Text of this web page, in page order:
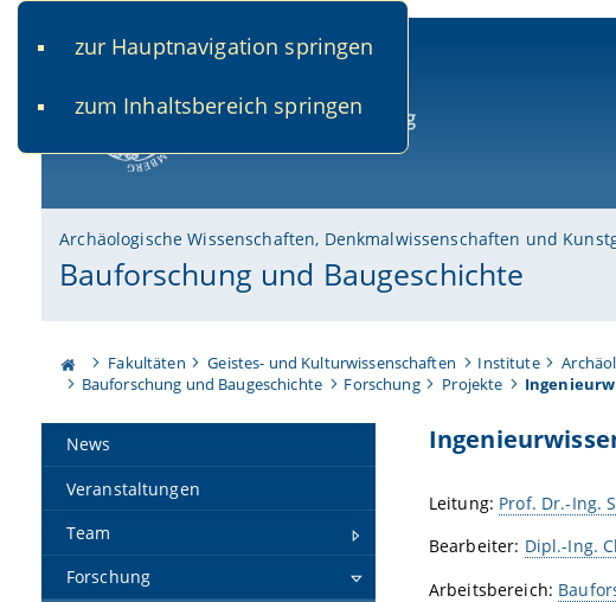
zur Hauptnavigation springen
zum Inhaltsbereich springen
Archäologische Wissenschaften, Denkmalwissenschaften und
Bauforschung und Baugeschichte
Fakultäten Geistes- und Kulturwissenschaften Institute
Bauforschung und Baugeschichte
Forschung Projekte
News
Veranstaltungen
Team
Forschung
Leitung: Prof. Dr.-Ing.
Bearbeiter: Dipl.-Ing.
Arbeitsbereich: